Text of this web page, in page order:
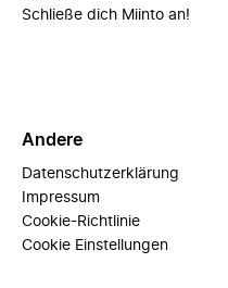
Schließe dich Miinto an!
Andere
Datenschutzerklärung
Impressum
Cookie-Richtlinie
Cookie Einstellungen